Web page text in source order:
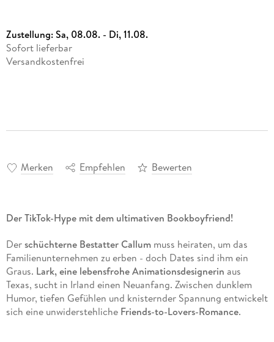
Zustellung:Sa, 08.08. - Di, 11.08.
Sofort lieferbar
Versandkostenfrei
Merken Empfehlen Bewerten
Der TikTok-Hype mit dem ultimativen Bookboyfriend!
Derschüchterne Bestatter Callummuss heiraten, um das
Familienunternehmen zu erben - doch Dates sind ihm ein
Graus. Lark, eine lebensfrohe Animationsdesignerin aus
Texas, sucht in Irland einen Neuanfang. Zwischen dunklem
Humor, tiefen Gefühlen und knisternder Spannung entwickelt
sich eine unwiderstehliche Friends-to-Lovers-Romance.